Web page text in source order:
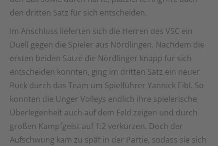
den dritten Satz für sich entscheiden.
Im Anschluss lieferten sich die Herren des VSC ein
Duell gegen die Spieler aus Nördlingen. Nachdem die
ersten beiden Sätze die Nördlinger knapp für sich
entscheiden konnten, ging im dritten Satz ein neuer
Ruck durch das Team um Spielführer Yannick Eibl. So
konnten die Unger Volleys endlich ihre spielerische
Überlegenheit auch auf dem Feld zeigen und durch
großen Kampfgeist auf 1:2 verkürzen. Doch der
Aufschwung kam zu spät in der Partie, sodass sie sich